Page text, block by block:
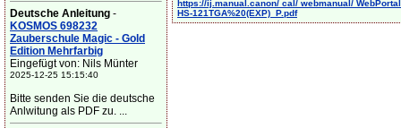
Deutsche Anleitung -
KOSMOS 698232
Zauberschule Magic - Gold
Edition Mehrfarbig
Eingefügt von: Nils Münter
2025-12-25 15:15:40
Bitte senden Sie die deutsche
Anlwitung als PDF zu. ...
https://ij.manual.canon/ cal/ webmanual/
HS-121TGA%20(EXP)_P.pdf